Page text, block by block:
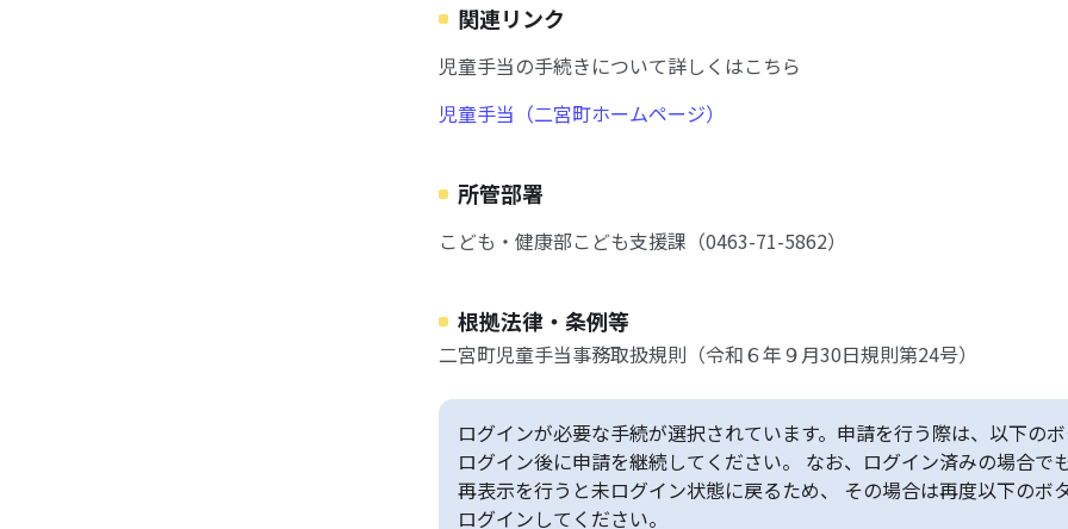
関連リンク
児童手当の手続きについて詳しくはこちら
児童手当（二宮町ホームページ）
所管部署
こども・健康部こども支援課（0463-71-5862）
根拠法律・条例等
二宮町児童手当事務取扱規則（令和６年９月30日規則第24号）
ログインが必要な手続が選択されています。申請を行う際は、以下の
ログイン後に申請を継続してください。 なお、ログイン済みの場合で
再表示を行うと未ログイン状態に戻るため、 その場合は再度以下のボ
ログインしてください。